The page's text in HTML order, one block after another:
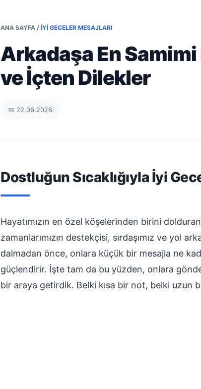
ANA SAYFA / İYI GECELER MESAJLARI
Arkadaşa En Samimi
ve İçten Dilekler
📅 22.06.2026
Dostluğun Sıcaklığıyla İyi
Hayatımızın en özel köşelerinden birini
zamanlarımızın destekçisi, sırdaşımız ve yol
dalmadan önce, onlara küçük bir mesajla ne
güçlendirir. İşte tam da bu yüzden, onlara
bir araya getirdik. Belki kısa bir not, belki uzun